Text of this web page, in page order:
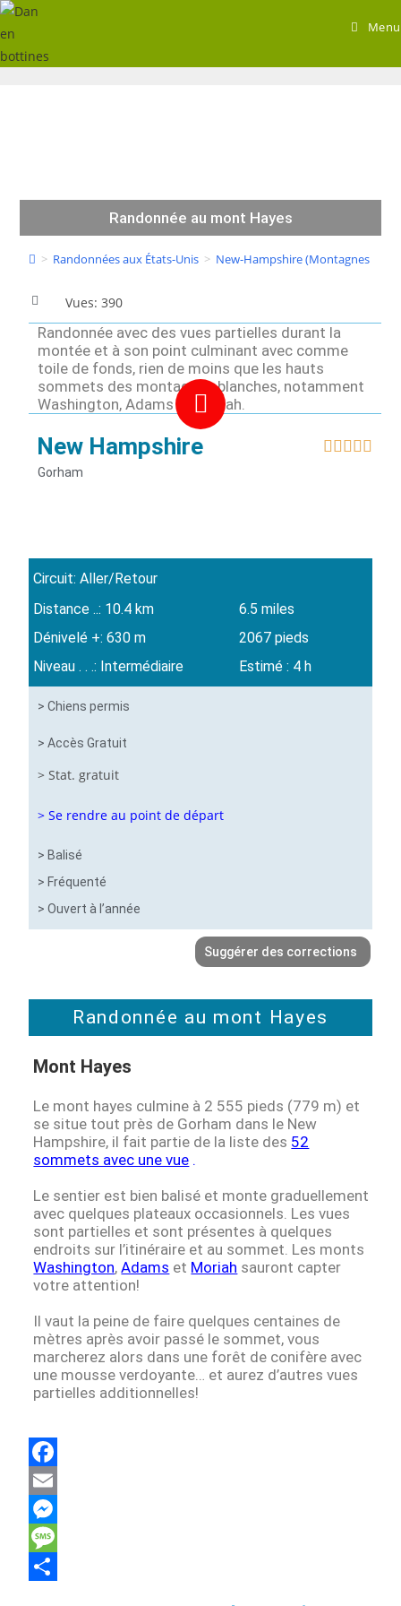
Menu
Randonnée au mont Hayes
> Randonnées aux États-Unis > New-Hampshire (Montagnes
Vues: 390
Randonnée avec des vues partielles durant la
montée et à son point culminant avec comme
toile de fonds, rien de moins que les hauts
sommets des montagnes blanches, notamment
Washington, Adams et Moriah.
New Hampshire     
Gorham
Circuit: Aller/Retour
Distance ..: 10.4 km
6.5 miles
Dénivelé +: 630 m
2067 pieds
Niveau . . .: Intermédiaire
Estimé : 4 h
> Chiens permis
> Accès Gratuit
> Stat. gratuit
> Se rendre au point de départ
> Balisé
> Fréquenté
> Ouvert à l’année
Suggérer des corrections
Randonnée au mont Hayes
Mont Hayes
Le mont hayes culmine à 2 555 pieds (779 m) et
se situe tout près de Gorham dans le New
Hampshire, il fait partie de la liste des 52
sommets avec une vue .
Le sentier est bien balisé et monte graduellement
avec quelques plateaux occasionnels. Les vues
sont partielles et sont présentes à quelques
endroits sur l’itinéraire et au sommet. Les monts
Washington,Adams et Moriah sauront capter
votre attention!
Il vaut la peine de faire quelques centaines de
mètres après avoir passé le sommet, vous
marcherez alors dans une forêt de conifère avec
une mousse verdoyante… et aurez d’autres vues
partielles additionnelles!
F
a
c
e
E
m
a
M
eM